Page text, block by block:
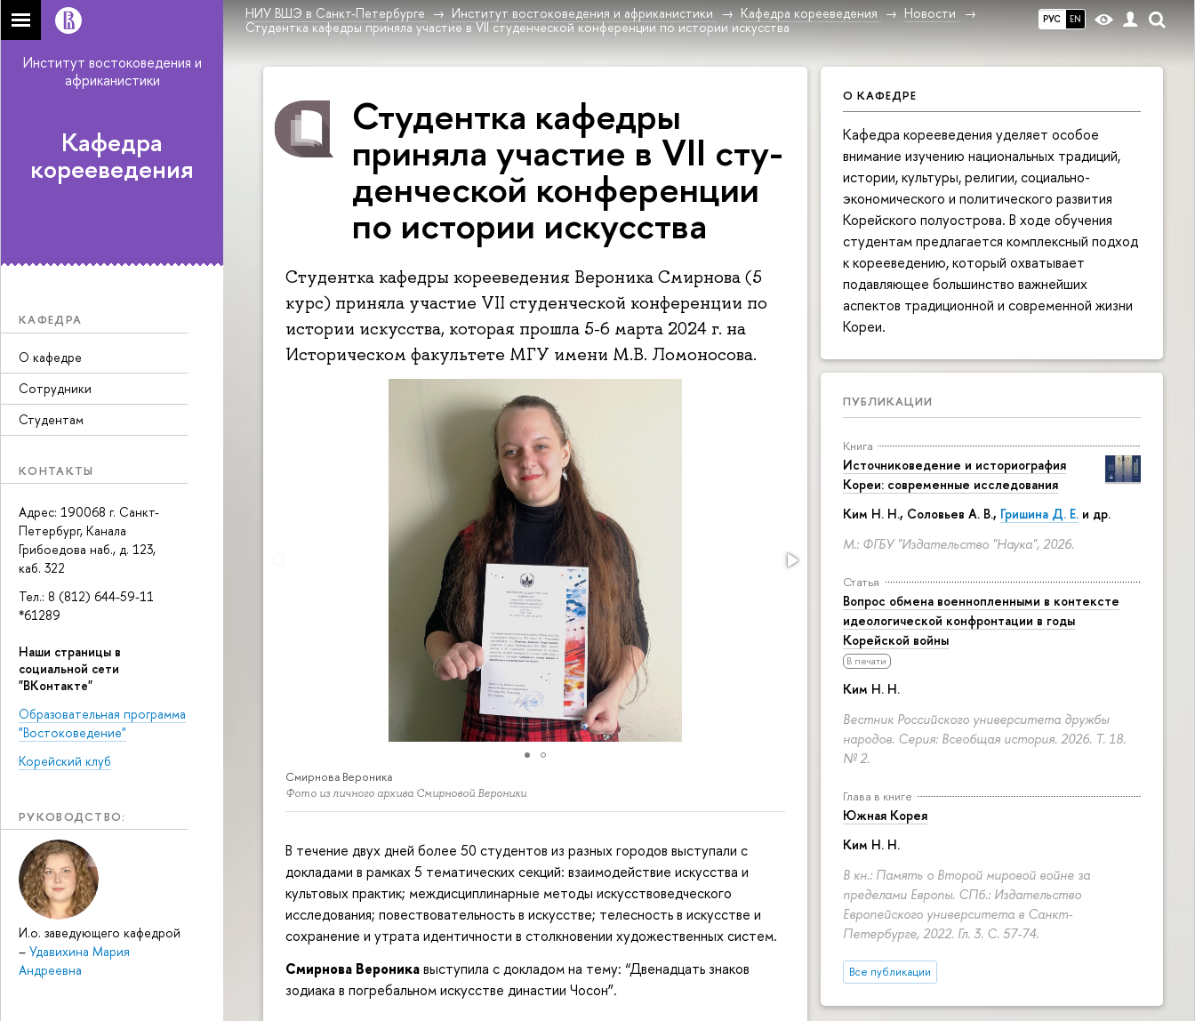
РУС EN
НИУ ВШЭ в Санкт-Петербурге Институт востоковедения и африканистики Кафедра корееведения
Новости
Студентка кафедры приняла участие в VII студенческой конференции по истории искусства
Институт востоковедения и
африканистики
Кафедра
корееведения
КАФЕДРА
О кафедре
Сотрудники
Студентам
КОНТАКТЫ
Адрес: 190068 г. Санкт-
Петербург, Канала
Грибоедова наб., д. 123,
каб. 322
Тел.: 8 (812) 644-59-11
*61289
Наши страницы в
социальной сети
"ВКонтакте"
Образовательная программа
"Востоковедение"
Корейский клуб
РУКОВОДСТВО:
И.о. заведующего кафедрой
– Удавихина Мария
Андреевна
О КАФЕДРЕ
Кафедра корееведения уделяет особое
внимание изучению национальных традиций,
истории, культуры, религии, социально-
экономического и политического развития
Корейского полуострова. В ходе обучения
студентам предлагается комплексный подход
к корееведению, который охватывает
подавляющее большинство важнейших
аспектов традиционной и современной жизни
Кореи.
ПУБЛИКАЦИИ
Книга
Источниковедение и историография
Кореи: современные исследования
Ким Н. Н., Соловьев А. В., Гришина Д. Е. и др.
М.: ФГБУ "Издательство "Наука", 2026.
Статья
Вопрос обмена военнопленными в контексте
идеологической конфронтации в годы
Корейской войны
В печати
Ким Н. Н.
Вестник Российского университета дружбы
народов. Серия: Всеобщая история. 2026. Т. 18.
№ 2.
Глава в книге
Южная Корея
Ким Н. Н.
В кн.: Память о Второй мировой войне за
пределами Европы. СПб.: Издательство
Европейского университета в Санкт-
Петербурге, 2022. Гл. 3. С. 57-74.
Все публикации
Студентка кафедры
приняла участие в VII сту­
ден­че­ской конференции
по истории искусства
Студентка кафедры корееведения Вероника Смирнова (5
курс) приняла участие VII студенческой конференции по
истории искусства, которая прошла 5-6 марта 2024 г. на
Историческом факультете МГУ имени М.В. Ломоносова.
Смирнова Вероника
Фото из личного архива Смирновой Вероники
В течение двух дней более 50 студентов из разных городов выступали с
докладами в рамках 5 тематических секций: взаимодействие искусства и
культовых практик; междисциплинарные методы искусствоведческого
исследования; повествовательность в искусстве; телесность в искусстве и
сохранение и утрата идентичности в столкновении художественных систем.
Смирнова Вероникавыступила с докладом на тему: “Двенадцать знаков
зодиака в погребальном искусстве династии Чосон”.